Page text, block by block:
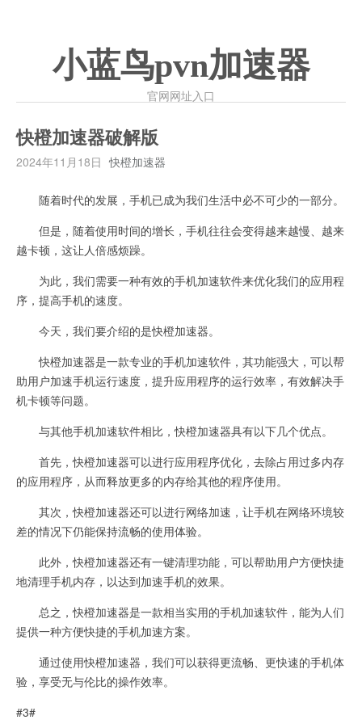
小蓝鸟pvn加速器
官网网址入口
快橙加速器破解版
2024年11月18日 快橙加速器
随着时代的发展，手机已成为我们生活中必不可少的一部分。
但是，随着使用时间的增长，手机往往会变得越来越慢、越来
越卡顿，这让人倍感烦躁。
为此，我们需要一种有效的手机加速软件来优化我们的应用程
序，提高手机的速度。
今天，我们要介绍的是快橙加速器。
快橙加速器是一款专业的手机加速软件，其功能强大，可以帮
助用户加速手机运行速度，提升应用程序的运行效率，有效解决手
机卡顿等问题。
与其他手机加速软件相比，快橙加速器具有以下几个优点。
首先，快橙加速器可以进行应用程序优化，去除占用过多内存
的应用程序，从而释放更多的内存给其他的程序使用。
其次，快橙加速器还可以进行网络加速，让手机在网络环境较
差的情况下仍能保持流畅的使用体验。
此外，快橙加速器还有一键清理功能，可以帮助用户方便快捷
地清理手机内存，以达到加速手机的效果。
总之，快橙加速器是一款相当实用的手机加速软件，能为人们
提供一种方便快捷的手机加速方案。
通过使用快橙加速器，我们可以获得更流畅、更快速的手机体
验，享受无与伦比的操作效率。
#3#